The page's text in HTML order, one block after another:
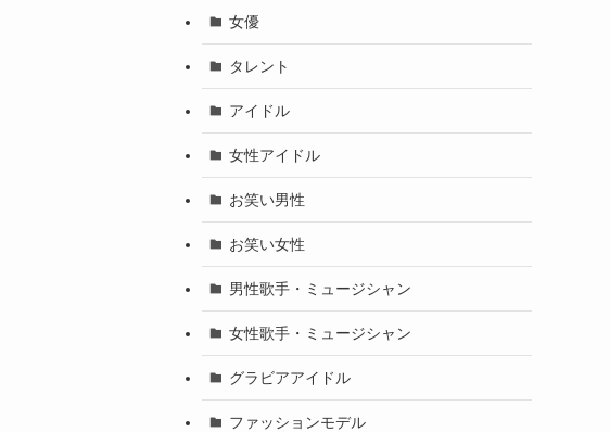
女優
タレント
アイドル
女性アイドル
お笑い男性
お笑い女性
男性歌手・ミュージシャン
女性歌手・ミュージシャン
グラビアアイドル
ファッションモデル